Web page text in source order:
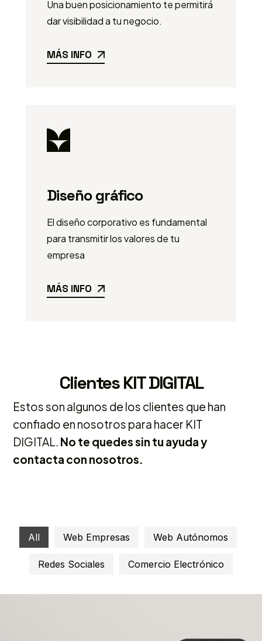
Una buen posicionamiento te permitirá
dar visibilidad a tu negocio.
MÁS INFO
Diseño gráfico
El diseño corporativo es fundamental
para transmitir los valores de tu
empresa
MÁS INFO
Clientes KIT DIGITAL
Estos son algunos de los clientes que han
confiado en nosotros para hacer KIT
DIGITAL. No te quedes sin tu ayuda y
contacta con nosotros.
All Web Empresas Web Autónomos
Redes Sociales Comercio Electrónico